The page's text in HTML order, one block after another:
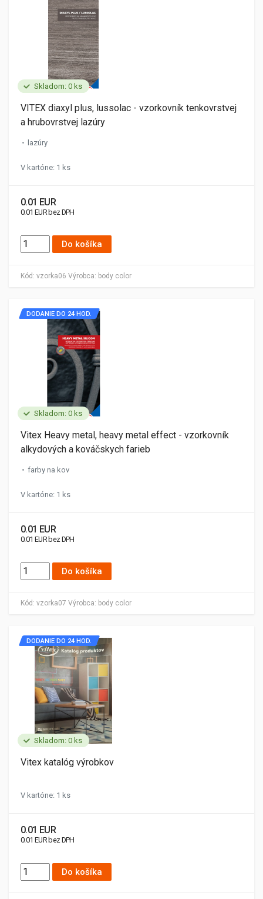
Skladom: 0 ks
Kód: vzorka06 Výrobca: body color
VITEX diaxyl plus, lussolac - vzorkovník tenkovrstvej
a hrubovrstvej lazúry
lazúry
V kartóne: 1 ks
0.01 EUR
0.01 EUR bez DPH
Do košíka
Skladom: 0 ks
Kód: vzorka07 Výrobca: body color
DODANIE DO 24 HOD.
Vitex Heavy metal, heavy metal effect - vzorkovník
alkydových a kováčskych farieb
farby na kov
V kartóne: 1 ks
0.01 EUR
0.01 EUR bez DPH
Do košíka
Skladom: 0 ks
DODANIE DO 24 HOD.
Vitex katalóg výrobkov
V kartóne: 1 ks
0.01 EUR
0.01 EUR bez DPH
Do košíka